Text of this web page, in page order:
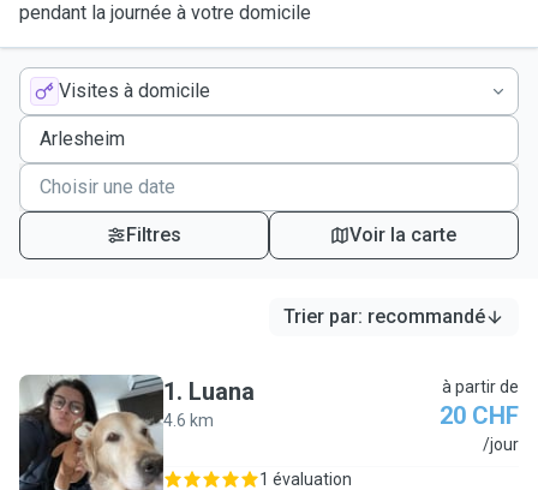
pendant la journée à votre domicile
Visites à domicile
Filtres Voir la carte
Trier par: recommandé
L
1. Luana
4.6 km
à partir de
20 CHF
/jour
1 évaluation